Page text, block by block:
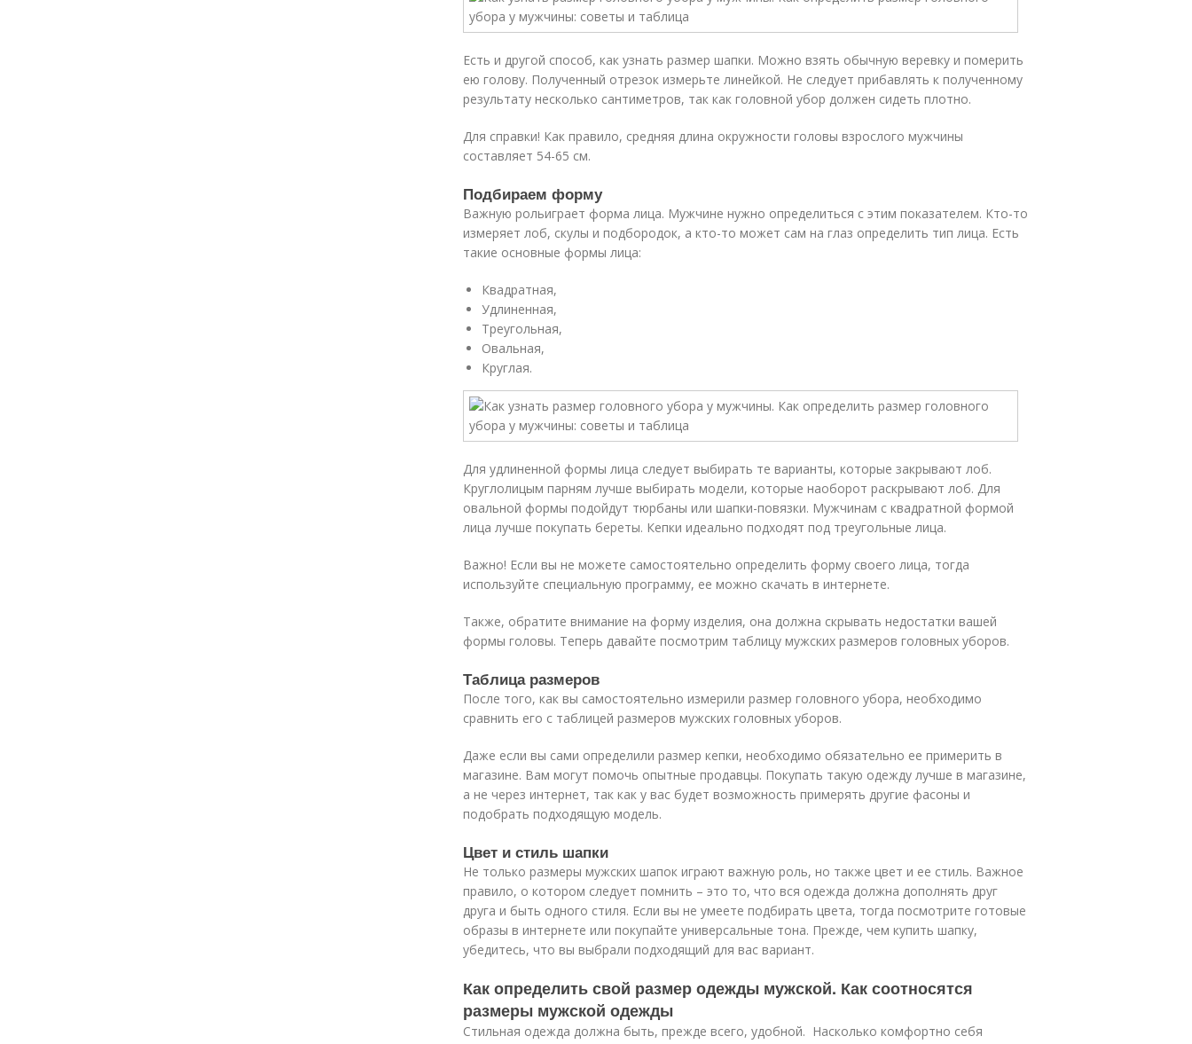
Есть и другой способ, как узнать размер шапки. Можно взять обычную веревку и померить
ею голову. Полученный отрезок измерьте линейкой. Не следует прибавлять к полученному
результату несколько сантиметров, так как головной убор должен сидеть плотно.
Для справки! Как правило, средняя длина окружности головы взрослого мужчины
составляет 54-65 см.
Подбираем форму
Важную рольиграет форма лица. Мужчине нужно определиться с этим показателем. Кто-то
измеряет лоб, скулы и подбородок, а кто-то может сам на глаз определить тип лица. Есть
такие основные формы лица:
Квадратная,
Удлиненная,
Треугольная,
Овальная,
Круглая.
Для удлиненной формы лица следует выбирать те варианты, которые закрывают лоб.
Круглолицым парням лучше выбирать модели, которые наоборот раскрывают лоб. Для
овальной формы подойдут тюрбаны или шапки-повязки. Мужчинам с квадратной формой
лица лучше покупать береты. Кепки идеально подходят под треугольные лица.
Важно! Если вы не можете самостоятельно определить форму своего лица, тогда
используйте специальную программу, ее можно скачать в интернете.
Также, обратите внимание на форму изделия, она должна скрывать недостатки вашей
формы головы. Теперь давайте посмотрим таблицу мужских размеров головных уборов.
Таблица размеров
После того, как вы самостоятельно измерили размер головного убора, необходимо
сравнить его с таблицей размеров мужских головных уборов.
Даже если вы сами определили размер кепки, необходимо обязательно ее примерить в
магазине. Вам могут помочь опытные продавцы. Покупать такую одежду лучше в магазине,
а не через интернет, так как у вас будет возможность примерять другие фасоны и
подобрать подходящую модель.
Цвет и стиль шапки
Не только размеры мужских шапок играют важную роль, но также цвет и ее стиль. Важное
правило, о котором следует помнить – это то, что вся одежда должна дополнять друг
друга и быть одного стиля. Если вы не умеете подбирать цвета, тогда посмотрите готовые
образы в интернете или покупайте универсальные тона. Прежде, чем купить шапку,
убедитесь, что вы выбрали подходящий для вас вариант.
Как определить свой размер одежды мужской. Как соотносятся
размеры мужской одежды
Стильная одежда должна быть, прежде всего, удобной. Насколько комфортно себя